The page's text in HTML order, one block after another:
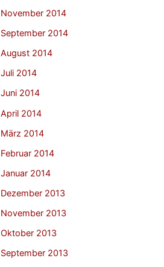
November 2014
September 2014
August 2014
Juli 2014
Juni 2014
April 2014
März 2014
Februar 2014
Januar 2014
Dezember 2013
November 2013
Oktober 2013
September 2013